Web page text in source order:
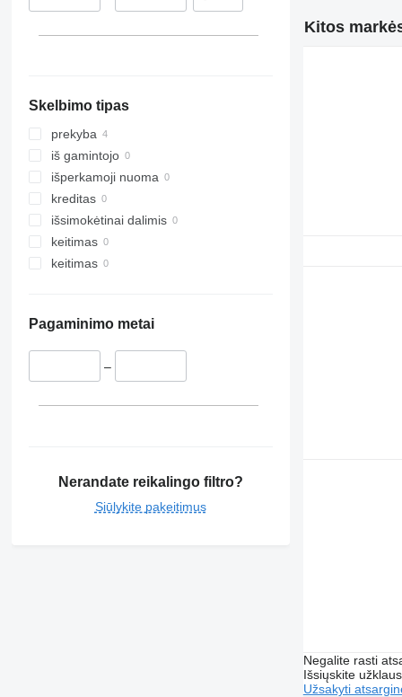
Skelbimo tipas
prekyba
iš gamintojo
išperkamoji nuoma
kreditas
išsimokėtinai dalimis
keitimas
keitimas
Pagaminimo metai
–
Nerandate reikalingo filtro?
Siūlykite pakeitimus
Kitos
Negalite rasti
Išsiųskite
Užsakyti